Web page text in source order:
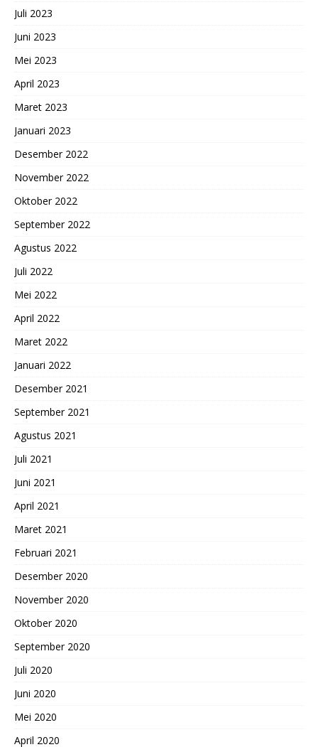
Juli 2023
Juni 2023
Mei 2023
April 2023
Maret 2023
Januari 2023
Desember 2022
November 2022
Oktober 2022
September 2022
Agustus 2022
Juli 2022
Mei 2022
April 2022
Maret 2022
Januari 2022
Desember 2021
September 2021
Agustus 2021
Juli 2021
Juni 2021
April 2021
Maret 2021
Februari 2021
Desember 2020
November 2020
Oktober 2020
September 2020
Juli 2020
Juni 2020
Mei 2020
April 2020